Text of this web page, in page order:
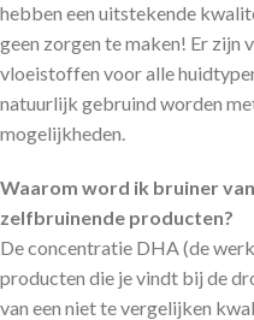
hebben een uitstekende
geen zorgen te maken! Er zijn
vloeistoffen voor alle
natuurlijk gebruind worden
mogelijkheden.
Waarom word ik bruiner
zelfbruinende producten?
De concentratie DHA (de
producten die je vindt bij de
van een niet te vergelijken